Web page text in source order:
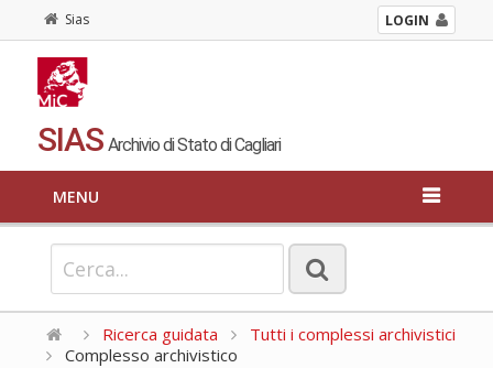
Sias LOGIN
SIAS Archivio di Stato di Cagliari
MENU
Ricerca guidata
Tutti i complessi archivistici
Complesso archivistico